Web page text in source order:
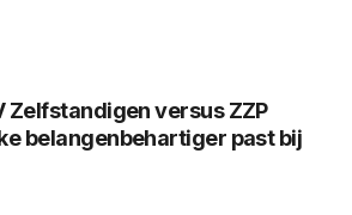
Zelfstandigen versus ZZP
belangenbehartiger past bij